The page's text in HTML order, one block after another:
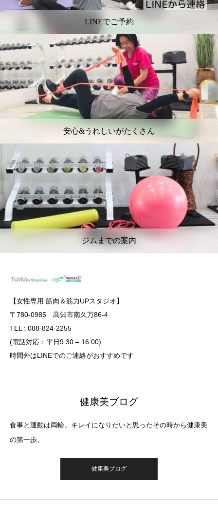
LINEでご予約
安心&うれしいがたくさん
ジムまでの案内
【女性専用 筋肉＆筋力UPスタジオ】
〒780-0985 高知市南久万86-4
TEL : 088-824-2255
(電話対応：平日9:30 – 16:00)
時間外はLINEでのご連絡がおすすめです
健康美ブログ
食事と運動は両輪。キレイになりたいと思ったその時から健康美
の第一歩。
健康美ブログ